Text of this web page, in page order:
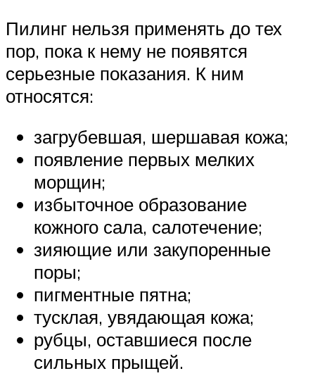
Пилинг нельзя применять до тех
пор, пока к нему не появятся
серьезные показания. К ним
относятся:
загрубевшая, шершавая кожа;
появление первых мелких
морщин;
избыточное образование
кожного сала, салотечение;
зияющие или закупоренные
поры;
пигментные пятна;
тусклая, увядающая кожа;
рубцы, оставшиеся после
сильных прыщей.